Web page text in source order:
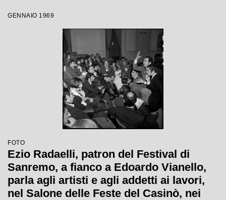
GENNAIO 1969
FOTO
Ezio Radaelli, patron del Festival di
Sanremo, a fianco a Edoardo Vianello,
parla agli artisti e agli addetti ai lavori,
nel Salone delle Feste del Casinò, nei